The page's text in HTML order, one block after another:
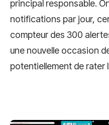
principal responsable.
notifications par jour,
compteur des 300
une nouvelle occasion
potentiellement de rater